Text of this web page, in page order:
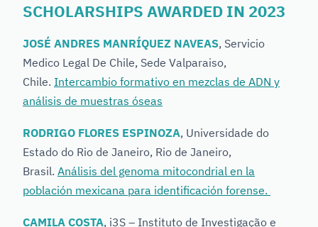
SCHOLARSHIPS AWARDED IN 2023
JOSÉ ANDRES MANRÍQUEZ NAVEAS, Servicio
Medico Legal De Chile, Sede Valparaiso,
Chile. Intercambio formativo en mezclas de ADN y
análisis de muestras óseas
RODRIGO FLORES ESPINOZA, Universidade do
Estado do Rio de Janeiro, Rio de Janeiro,
Brasil. Análisis del genoma mitocondrial en la
población mexicana para identificación forense.
CAMILA COSTA, i3S – Instituto de Investigação e